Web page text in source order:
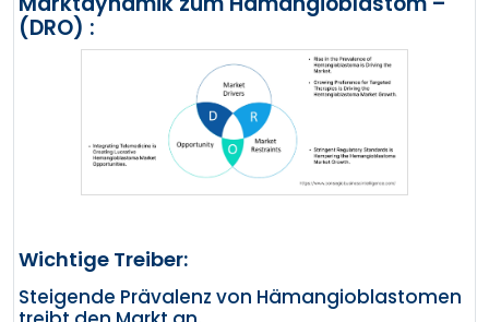
(DRO) :
Wichtige Treiber:
Steigende Prävalenz von Hämangioblastomen